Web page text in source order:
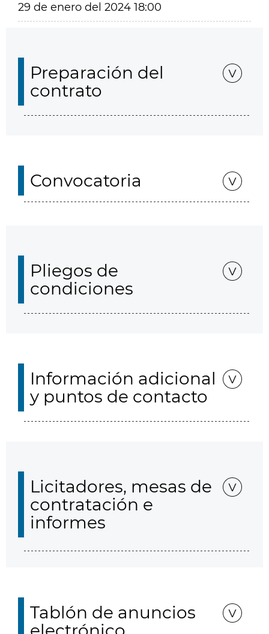
29 de enero del 2024 18:00
Preparación del
contrato
Convocatoria
Pliegos de
condiciones
Información adicional
y puntos de contacto
Licitadores, mesas de
contratación e
informes
Tablón de anuncios